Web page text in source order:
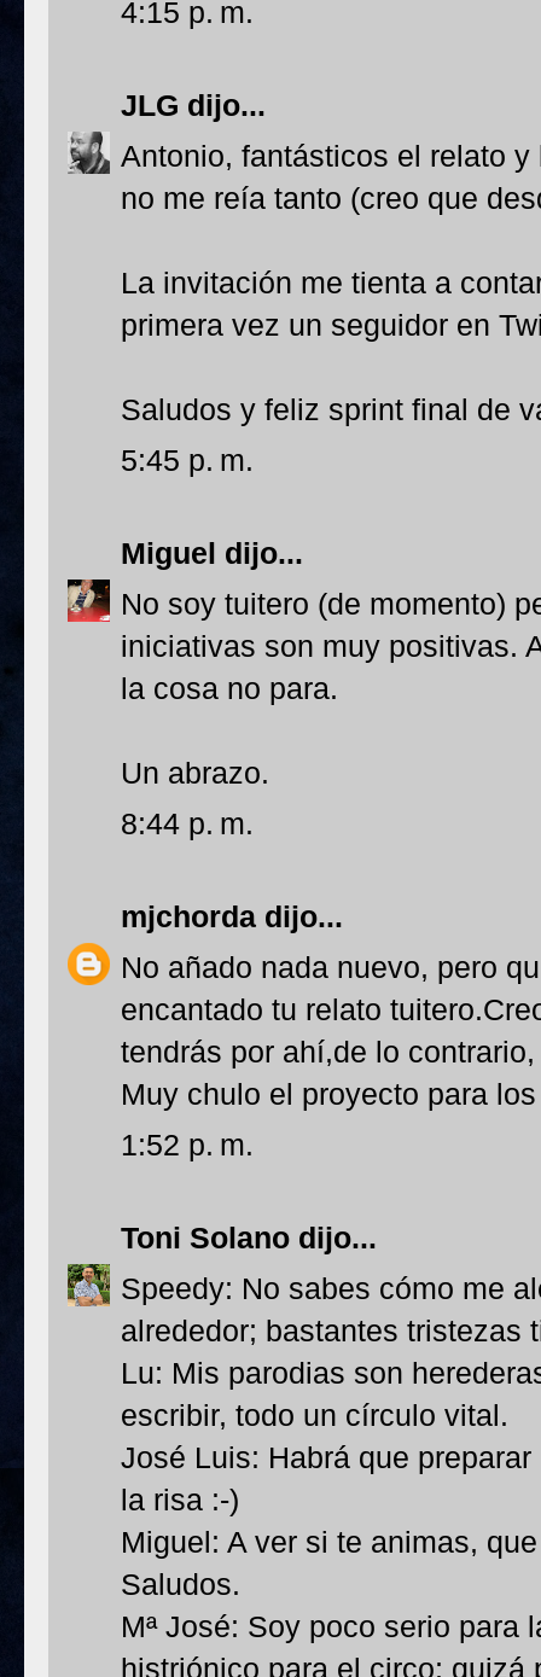
4:15 p. m.
JLG dijo...
Antonio, fantásticos el relato
no me reía tanto (creo que
La invitación me tienta a
primera vez un seguidor en
Saludos y feliz sprint final de
5:45 p. m.
Miguel dijo...
No soy tuitero (de momento)
iniciativas son muy positivas.
la cosa no para.
Un abrazo.
8:44 p. m.
mjchorda dijo...
No añado nada nuevo, pero
encantado tu relato
tendrás por ahí,de lo
Muy chulo el proyecto para
1:52 p. m.
Toni Solano dijo...
Speedy: No sabes cómo me
alrededor; bastantes tristezas
Lu: Mis parodias son
escribir, todo un círculo vital.
José Luis: Habrá que
la risa :-)
Miguel: A ver si te animas,
Saludos.
Mª José: Soy poco serio para
histriónico para el circo; quizá